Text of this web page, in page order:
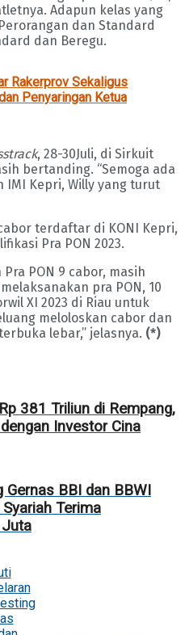
Adapun kelas yang
dan Standard
dan Beregu.
Rakerprov Sekaligus
Penyaringan Ketua
, 28-30Juli, di Sirkuit
bertanding. “Semoga ada
IMI Kepri, Willy yang turut
terdaftar di KONI Kepri,
Pra PON 2023.
PON 9 cabor, masih
pra PON, 10
XI 2023 di Riau untuk
meloloskan cabor dan
lebar,” jelasnya. (*)
381 Triliun di Rempang,
Investor Cina
BBI dan BBWI
Terima
Juta